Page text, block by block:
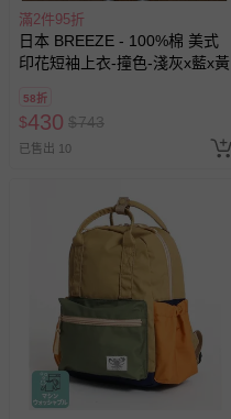
滿2件95折
日本 BREEZE - 100%棉 美式
印花短袖上衣-撞色-淺灰x藍x黃
58折
$430 $743
已售出 10